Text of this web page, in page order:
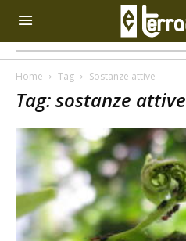
Home Tag Sostanze attive
Tag: sostanze attive